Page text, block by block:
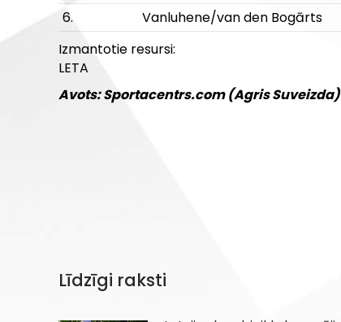
6.
Vanluhene/van den Bogārts
Izmantotie resursi:
LETA
Avots: Sportacentrs.com (Agris Suveizda)
Līdzīgi raksti